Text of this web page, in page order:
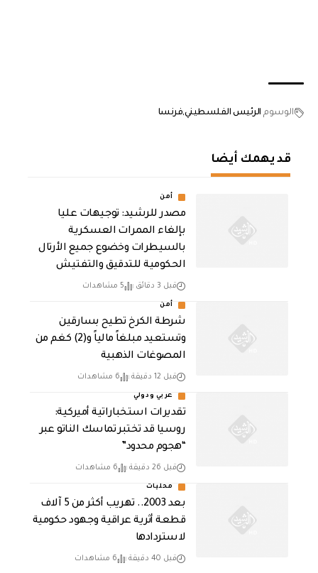
الوسوم الرئيس الفلسطينيفرنسا
قد يهمك أيضا
أمن
مصدر للرشيد: توجيهات عليا
بإلغاء الممرات العسكرية
بالسيطرات وخضوع جميع الأرتال
الحكومية للتدقيق والتفتيش
قبل 3 دقائق 5 مشاهدات
أمن
شرطة الكرخ تطيح بسارقين
وتستعيد مبلغاً مالياً و(2) كغم من
المصوغات الذهبية
قبل 12 دقيقة 6 مشاهدات
عربي ودولي
تقديرات استخباراتية أميركية:
روسيا قد تختبر تماسك الناتو عبر
“هجوم محدود”
قبل 26 دقيقة 6 مشاهدات
محليات
بعد 2003.. تهريب أكثر من 5 آلاف
قطعة أثرية عراقية وجهود حكومية
لاستردادها
قبل 40 دقيقة 6 مشاهدات